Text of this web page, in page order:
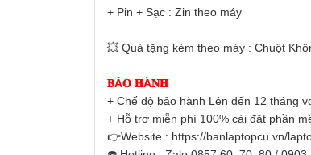
+ Pin + Sạc : Zin theo máy
💥 Quà tặng kèm theo máy : Chuột
𝐁Ả𝐎 𝐇À𝐍𝐇
+ Chế độ bảo hành Lên đến 12 tháng
+ Hỗ trợ miễn phí 100% cài đặt phần
👉Website : https://banlaptopcu.vn/